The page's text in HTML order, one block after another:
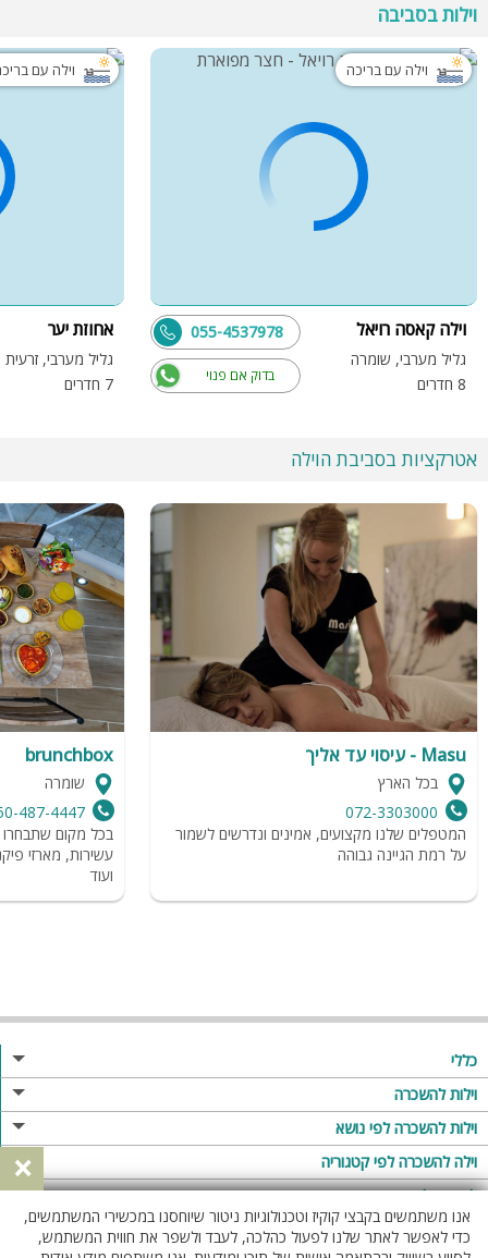
וילות בסביבה
וילה עם בריכה
וילה קאסה רויאל
גליל מערבי, שומרה
8 חדרים
בדוק אם פנוי
055-4537978
וילה עם
אחוזת יער
גליל מערבי, זרעית
7 חדרים
אטרקציות בסביבת הוילה
Masu - עיסוי עד אליך
בכל הארץ
072-3303000
המטפלים שלנו מקצועים, אמינים ונדרשים לשמור
על רמת הגיינה גבוהה
brunchbox
שומרה
487-4447
בכל מקום שתבחרו
עשירות, מארזי
ועוד
כללי
מגזין
פרסום באתר
תקנון
מדיניות פרטיות
וילות להשכרה
וילות בצפון
וילות במרכז
וילות בדרום
וילות באילת
וילות להשכרה לפי נושא
וילה לזוגות
וילות למשפחות
וילות לציבור הדתי
וילה להשכרה לפי קטגוריה
וילות עם בריכה
וילה עם בריכה מחוממת
לופטים להשכרה
לופט
×
אנו משתמשים בקבצי קוקיז וטכנולוגיות ניטור שיוחסנו במכשירי המשתמשים,
כדי לאפשר לאתר שלנו לפעול כהלכה, לעבד ולשפר את חווית המשתמש,